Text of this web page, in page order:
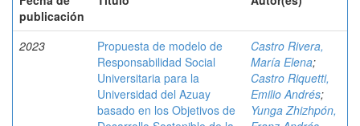
publicación
2023
Propuesta de modelo de
Responsabilidad Social
Universitaria para la
Universidad del Azuay
basado en los Objetivos de
Castro Rivera,
María Elena;
Castro Riquetti,
Emilio Andrés;
Yunga Zhizhpón,